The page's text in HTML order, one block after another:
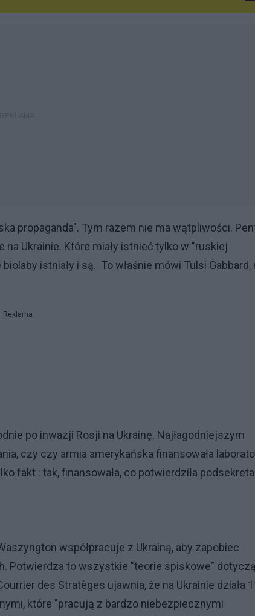
propaganda". Tym razem nie ma wątpliwości.
Ukrainie. Które miały istnieć tylko w "ruskiej
istniały i są. To właśnie mówi Tulsi Gabbard,
Reklama
po inwazji Rosji na Ukrainę. Najłagodniejszym
czy czy armia amerykańska finansowała
fakt : tak, finansowała, co potwierdziła
współpracuje z Ukrainą, aby zapobiec
Potwierdza to wszystkie "teorie spiskowe”
des Stratèges ujawnia, że ​​na Ukrainie działa
które "pracują z bardzo niebezpiecznymi